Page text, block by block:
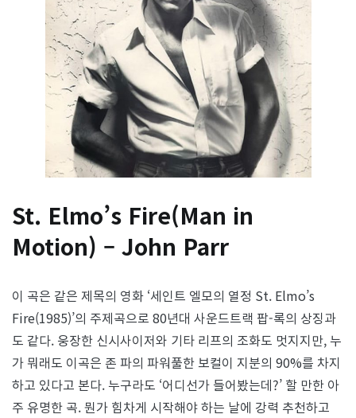
St. Elmo’s Fire(Man in
Motion) – John Parr
이 곡은 같은 제목의 영화 ‘세인트 엘모의 열정 St. Elmo’s
Fire(1985)’의 주제곡으로 80년대 사운드트랙 팝-록의 상징과
도 같다. 웅장한 신시사이저와 기타 리프의 조화도 멋지지만, 누
가 뭐래도 이곡은 존 파의 파워풀한 보컬이 지분의 90%를 차지
하고 있다고 본다. 누구라도 ‘어디선가 들어봤는데?’ 할 만한 아
주 유명한 곡. 뭔가 힘차게 시작해야 하는 날에 강력 추천하고